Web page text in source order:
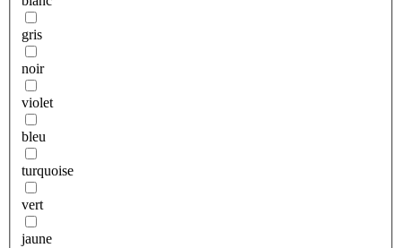
gris
noir
violet
bleu
turquoise
vert
jaune